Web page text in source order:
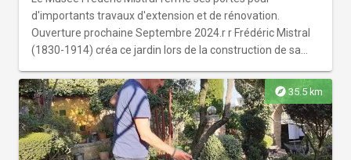
d'importants travaux d'extension et de rénovation.
Ouverture prochaine Septembre 2024.r r Frédéric Mistral
(1830-1914) créa ce jardin lors de la construction de sa
où existaient une écurie et un poulailler.r Les essences
dominantes sont de type méditerranéen.r En 2004, pour
marquer l'obtention du prix Nobel de Littérature par le
poète en 1904, un parcours poétique jalonné de 15
panneaux fut mis en place. Des espèces existantes dans
explore 35.5 km